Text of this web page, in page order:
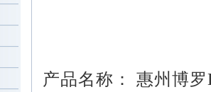
产品名称： 惠州博